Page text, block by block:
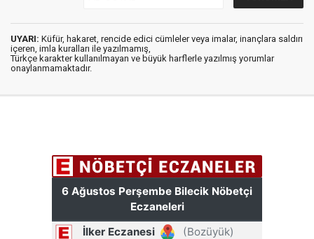
UYARI: Küfür, hakaret, rencide edici cümleler veya imalar, inançlara saldırı
içeren, imla kuralları ile yazılmamış,
Türkçe karakter kullanılmayan ve büyük harflerle yazılmış yorumlar
onaylanmamaktadır.